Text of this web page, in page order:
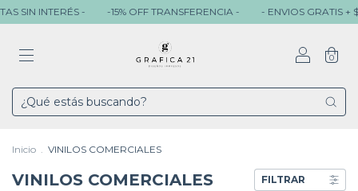
- -15% OFF TRANSFERENCIA - - ENVIOS GRATIS + $ 80.000 -
0
Inicio . VINILOS COMERCIALES
VINILOS COMERCIALES FILTRAR